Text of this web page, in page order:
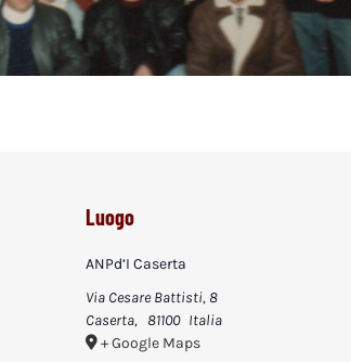
Luogo
ANPd’I Caserta
Via Cesare Battisti, 8
Caserta, 81100 Italia
+ Google Maps